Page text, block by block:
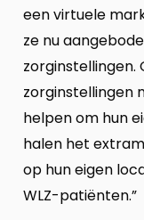
een virtuele
ze nu
zorginstellingen.
zorginstellingen
helpen om hun
halen het
op hun eigen
WLZ-patiënten.”